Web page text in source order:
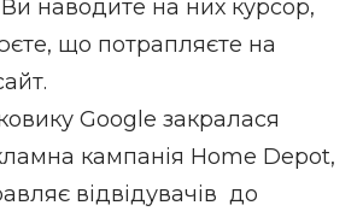
наводите на них курсор,
що потрапляєте на
Google закралася
кампанія Home Depot,
відвідувачів до